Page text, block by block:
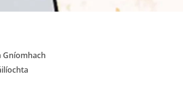
Gníomhach